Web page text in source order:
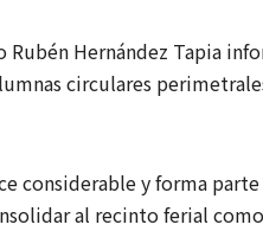
Hernández Tapia
circulares
considerable y forma
al recinto ferial